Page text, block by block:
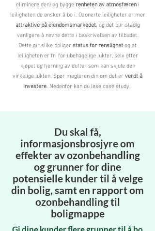
eliminere den) og bygge renheten av atmosfæreni
leiligheten de ønsker å bo i. Ozonerte leiligheter er mer
attraktive på eiendomsmarkedet, og det blir stadig
vanligere å nevne dette i beskrivelsen av tilbudet.
Dette gir slike boliger status for renslighet og at
leiligheten er fri for ubehagelige lukter, selv etter
kjøpet og fjerning av dufter som kan skjule den
virkelige lukten. Spør megleren din om det er verdt å
investere. Nedenfor kan du lese case study.
Du skal få,
informasjonsbrosjyre om
effekter av ozonbehandling
og grunner for dine
potensielle kunder til å velge
din bolig, samt en rapport om
ozonbehandling til
boligmappe